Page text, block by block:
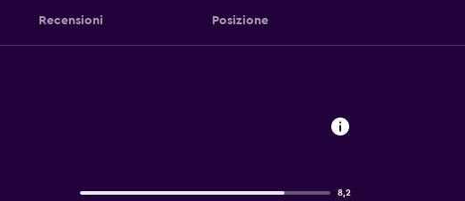
Recensioni Posizione
8,2